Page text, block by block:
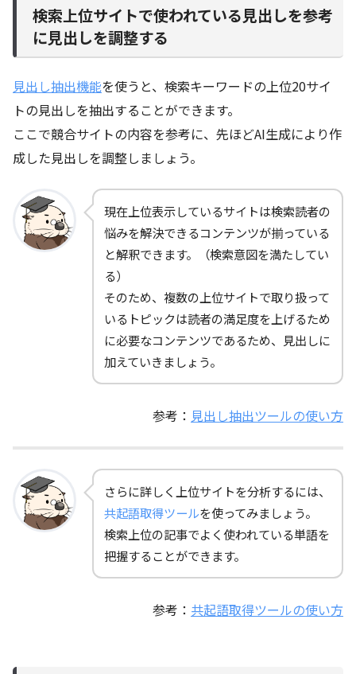
検索上位サイトで使われている見出しを参考
に見出しを調整する
見出し抽出機能を使うと、検索キーワードの上位20サイ
トの見出しを抽出することができます。
ここで競合サイトの内容を参考に、先ほどAI生成により作
成した見出しを調整しましょう。
現在上位表示しているサイトは検索読者の
悩みを解決できるコンテンツが揃っている
と解釈できます。（検索意図を満たしてい
る）
そのため、複数の上位サイトで取り扱って
いるトピックは読者の満足度を上げるため
に必要なコンテンツであるため、見出しに
加えていきましょう。
参考： 見出し抽出ツールの使い方
さらに詳しく上位サイトを分析するには、
共起語取得ツールを使ってみましょう。
検索上位の記事でよく使われている単語を
把握することができます。
参考： 共起語取得ツールの使い方